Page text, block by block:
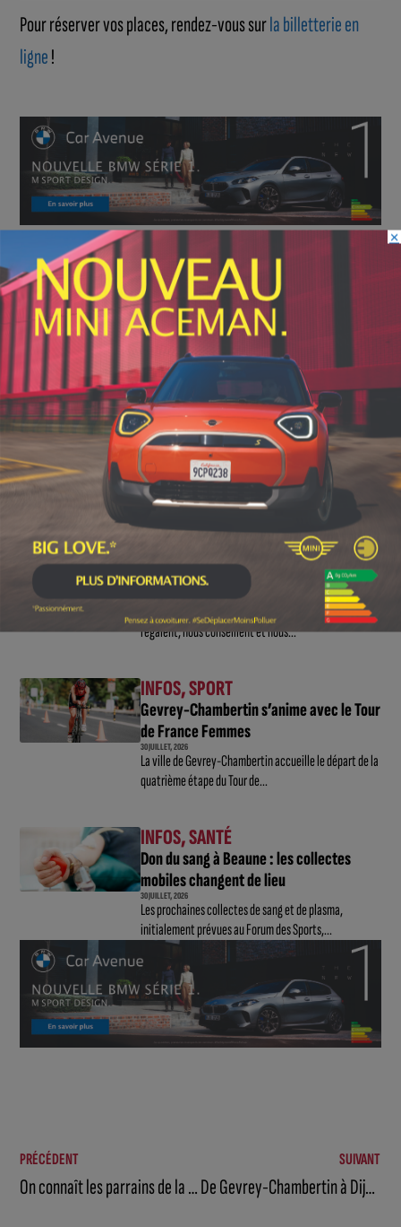
Pour réserver vos places, rendez-vous surla billetterie en
ligne!
Faire le tour de la Côte-d’Or à vélo en
trois jours : le défi de Victor Bosoni
5 AOÛT, 2026
Le challenge que s’apprête à relever l’ultra-cycliste
Victor Bosoni est simple : parcourir 571...
CULTURE INFOS
Découvrez cinq artistes lors d’une
exposition plurielle à la chapelle Saint-
Étienne de Beaune
3 AOÛT, 2026
La chapelle Saint-Étienne de Beaune accueillera une
exposition temporaire du 6 au 12 août....
INFOS
Votez maintenant !
31 JUILLET, 2026
Ils font vibrer nos rues, animent notre quotidien, nous
régalent, nous conseillent et nous...
INFOS,SPORT
Gevrey-Chambertin s’anime avec le Tour
de France Femmes
30 JUILLET, 2026
La ville de Gevrey-Chambertin accueille le départ de la
quatrième étape du Tour de...
INFOS,SANTÉ
Don du sang à Beaune : les collectes
mobiles changent de lieu
30 JUILLET, 2026
Les prochaines collectes de sang et de plasma,
initialement prévues au Forum des Sports,...
PRÉCÉDENT
On connaît les parrains de la 165ème Vente des Vins des Hospices de Beaune
SUIVANT
De Gevrey-Chambertin à Dijon : la Côte-d’Or s’illuminera pour le Tour de France Femmes
×